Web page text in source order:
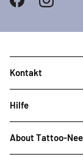
Kontakt
Hilfe
About Tattoo-